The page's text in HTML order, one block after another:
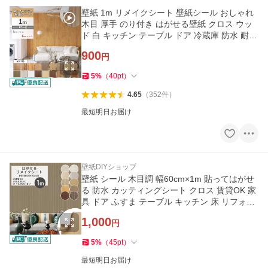
壁紙 1m リメイクシート 壁紙シール おしゃれ
木目 厚手 のり付き はがせる壁紙 クロス ウッ
ド 白 キッチン テーブル ドア 冷蔵庫 防水 耐熱
900円
5% （40pt）
4.65（352件）
最短明日お届け
壁紙DIYショップ
壁紙 シール 木目調 幅60cm×1m 貼ってはがせ
る 防水 カッティングシート クロス 賃貸OK 家
具 ドア ふすま テーブル キッチン 床 リフォー
1,000円
5% （45pt）
最短明日お届け